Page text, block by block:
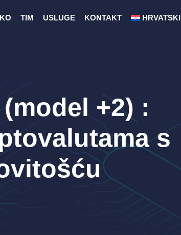
TIM USLUGE KONTAKT HRVATSKI
+2) :
s